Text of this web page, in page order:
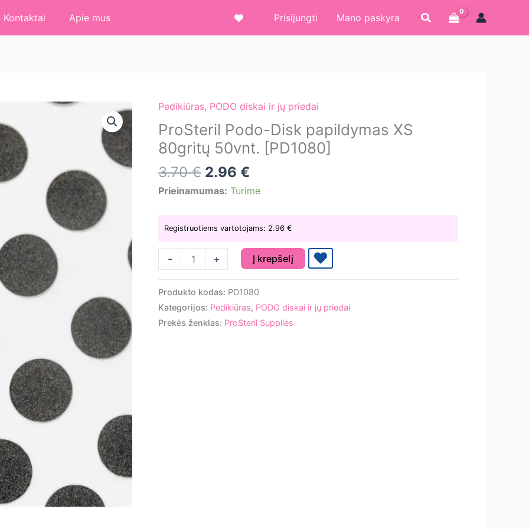
Kontaktai Apie mus Prisijungti Mano paskyra Paieška
Pedikiūras, PODO diskai ir jų priedai
ProSteril Podo-Disk papildymas XS
80gritų 50vnt. [PD1080]
3.70€ 2.96€
Prieinamumas: Turime
Registruotiems vartotojams: 2.96€
-
produkto
kiekis:
+ Į krepšelį
Produkto kodas: PD1080
Kategorijos: Pedikiūras, PODO diskai ir jų priedai
Prekės ženklas: ProSteril Supplies